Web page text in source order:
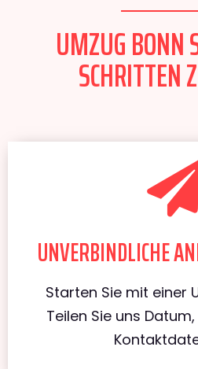
UMZUG BONN
SCHRITTEN
UNVERBINDLICHE
Starten Sie mit einer
Teilen Sie uns